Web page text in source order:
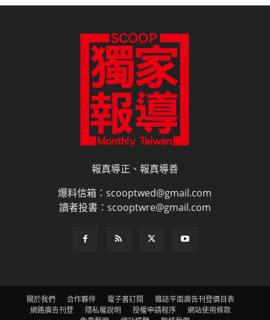
報真導正、報真導善
爆料信箱：scooptwed@gmail.com
讀者投書：scooptwre@gmail.com
關於我們 合作夥伴 電子書訂閱
雜誌平面廣告刊登價目表
網路廣告刊登
隱私權說明 授權申請程序
網站使用條款